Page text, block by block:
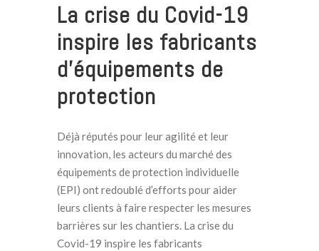
La crise du Covid-19
inspire les fabricants
d’équipements de
protection
Déjà réputés pour leur agilité et leur
innovation, les acteurs du marché des
équipements de protection individuelle
(EPI) ont redoublé d’efforts pour aider
leurs clients à faire respecter les mesures
barrières sur les chantiers. La crise du
Covid-19 inspire les fabricants